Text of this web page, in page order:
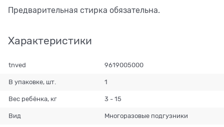
Предварительная стирка обязательна.
Характеристики
tnved 9619005000
В упаковке, шт. 1
Вес ребёнка, кг 3 - 15
Вид Многоразовые подгузники